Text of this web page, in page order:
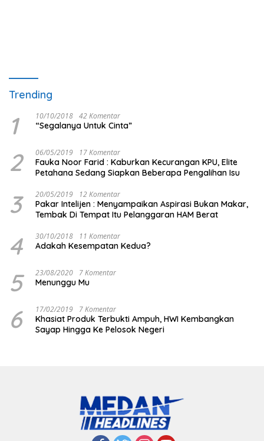
Trending
1 10/10/2018 42 Komentar
“Segalanya Untuk Cinta”
2 06/05/2019 17 Komentar
Fauka Noor Farid : Kaburkan Kecurangan KPU, Elite
Petahana Sedang Siapkan Beberapa Pengalihan Isu
3 20/05/2019 12 Komentar
Pakar Intelijen : Menyampaikan Aspirasi Bukan Makar,
Tembak Di Tempat Itu Pelanggaran HAM Berat
4 30/10/2018 11 Komentar
Adakah Kesempatan Kedua?
5 23/08/2020 7 Komentar
Menunggu Mu
6 17/02/2019 7 Komentar
Khasiat Produk Terbukti Ampuh, HWI Kembangkan
Sayap Hingga Ke Pelosok Negeri